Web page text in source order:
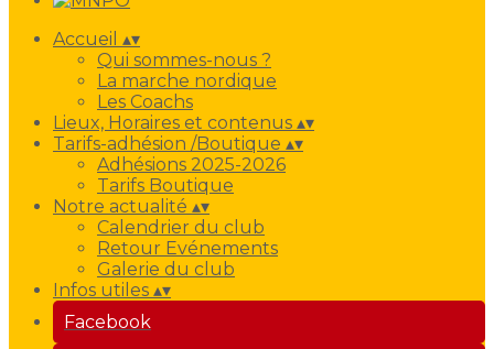
Accueil ▴▾
Qui sommes-nous ?
La marche nordique
Les Coachs
Lieux, Horaires et contenus ▴▾
Tarifs-adhésion /Boutique ▴▾
Adhésions 2025-2026
Tarifs Boutique
Notre actualité ▴▾
Calendrier du club
Retour Evénements
Galerie du club
Infos utiles ▴▾
Facebook